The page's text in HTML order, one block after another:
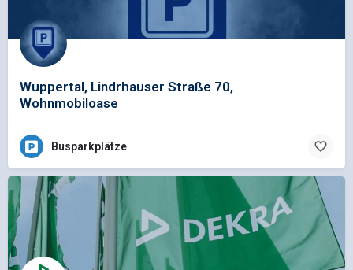
Wuppertal, Lindrhauser Straße 70,
Wohnmobiloase
Busparkplätze